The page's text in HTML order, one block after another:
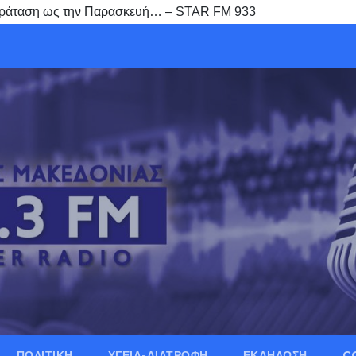
ως την Παρασκευή… – STAR FM 933